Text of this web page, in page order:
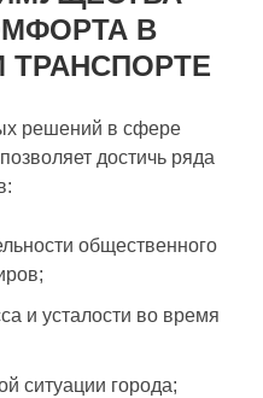
В
решений в сфере
достичь ряда
общественного
и усталости во время
ситуации города;